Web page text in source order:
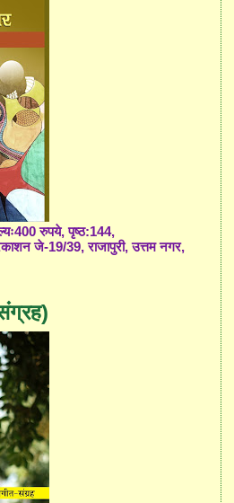
रुपये, पृष्ठ:144,
जे-19/39, राजापुरी, उत्तम नगर,